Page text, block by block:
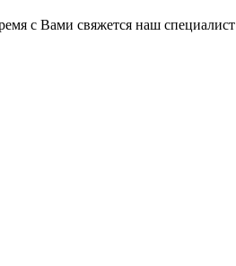
с Вами свяжется наш специалист